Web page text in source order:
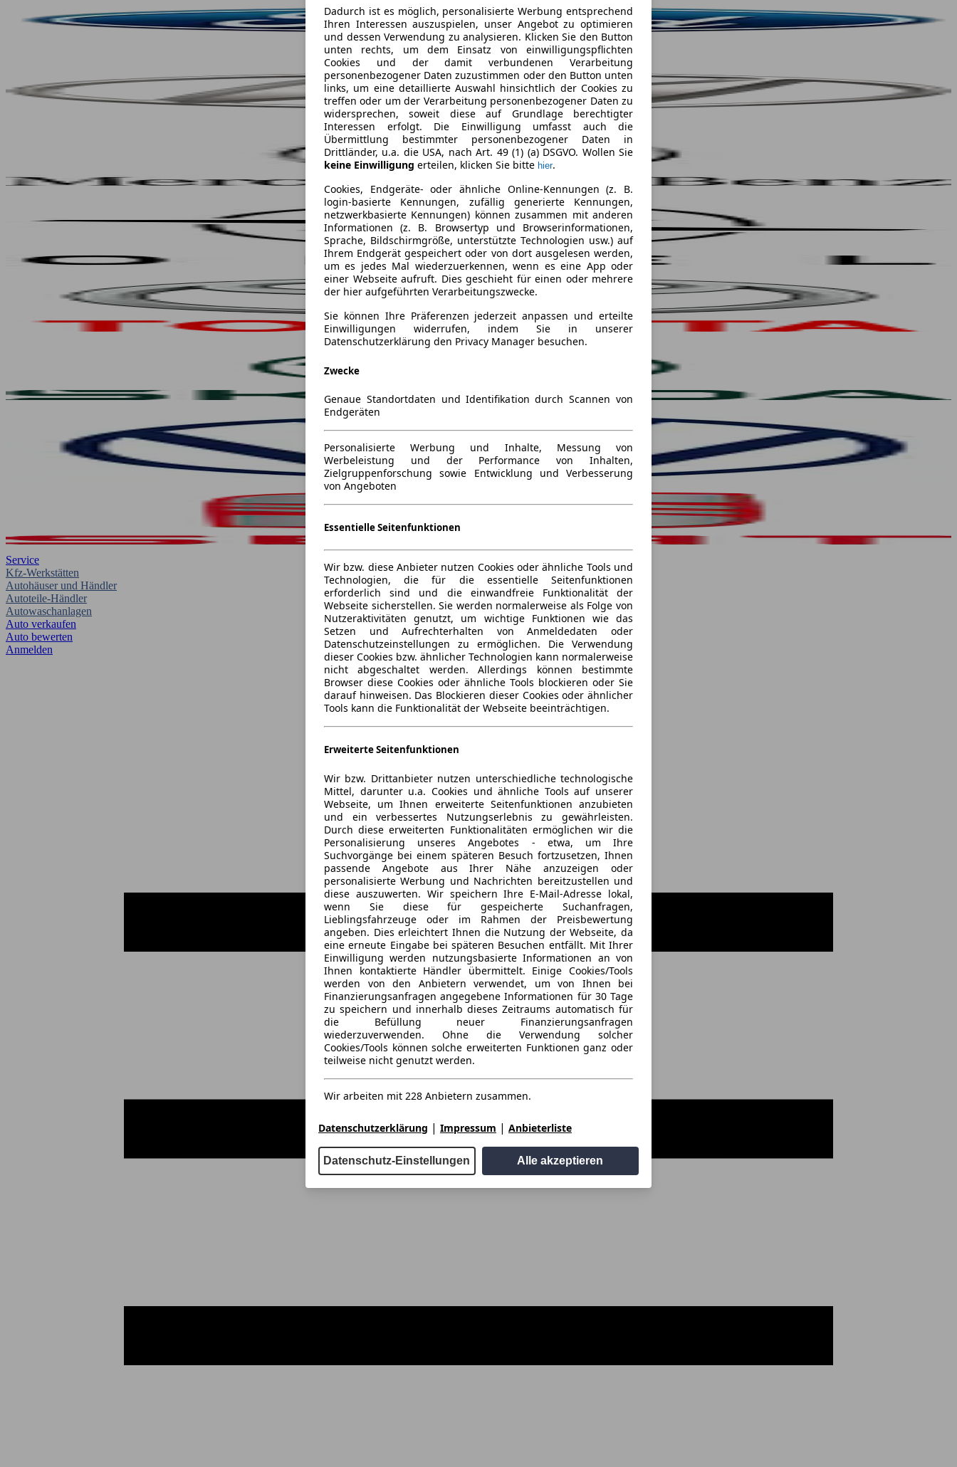
Service
Kfz-Werkstätten
Autohäuser und Händler
Autoteile-Händler
Autowaschanlagen
Auto verkaufen
Auto bewerten
Anmelden
Dadurch ist es möglich, personalisierte Werbung entsprechend
Ihren Interessen auszuspielen, unser Angebot zu optimieren
und dessen Verwendung zu analysieren. Klicken Sie den Button
unten rechts, um dem Einsatz von einwilligungspflichten
Cookies und der damit verbundenen Verarbeitung
personenbezogener Daten zuzustimmen oder den Button unten
links, um eine detaillierte Auswahl hinsichtlich der Cookies zu
treffen oder um der Verarbeitung personenbezogener Daten zu
widersprechen, soweit diese auf Grundlage berechtigter
Interessen erfolgt. Die Einwilligung umfasst auch die
Übermittlung bestimmter personenbezogener Daten in
Drittländer, u.a. die USA, nach Art. 49 (1) (a) DSGVO. Wollen Sie
keine Einwilligung erteilen, klicken Sie bitte hier.
Cookies, Endgeräte- oder ähnliche Online-Kennungen (z. B.
login-basierte Kennungen, zufällig generierte Kennungen,
netzwerkbasierte Kennungen) können zusammen mit anderen
Informationen (z. B. Browsertyp und Browserinformationen,
Sprache, Bildschirmgröße, unterstützte Technologien usw.) auf
Ihrem Endgerät gespeichert oder von dort ausgelesen werden,
um es jedes Mal wiederzuerkennen, wenn es eine App oder
einer Webseite aufruft. Dies geschieht für einen oder mehrere
der hier aufgeführten Verarbeitungszwecke.
Sie können Ihre Präferenzen jederzeit anpassen und erteilte
Einwilligungen widerrufen, indem Sie in unserer
Datenschutzerklärung den Privacy Manager besuchen.
Zwecke
Genaue Standortdaten und Identifikation durch Scannen von
Endgeräten
Personalisierte Werbung und Inhalte, Messung von
Werbeleistung und der Performance von Inhalten,
Zielgruppenforschung sowie Entwicklung und Verbesserung
von Angeboten
Essentielle Seitenfunktionen
Wir bzw. diese Anbieter nutzen Cookies oder ähnliche Tools und
Technologien, die für die essentielle Seitenfunktionen
erforderlich sind und die einwandfreie Funktionalität der
Webseite sicherstellen. Sie werden normalerweise als Folge von
Nutzeraktivitäten genutzt, um wichtige Funktionen wie das
Setzen und Aufrechterhalten von Anmeldedaten oder
Datenschutzeinstellungen zu ermöglichen. Die Verwendung
dieser Cookies bzw. ähnlicher Technologien kann normalerweise
nicht abgeschaltet werden. Allerdings können bestimmte
Browser diese Cookies oder ähnliche Tools blockieren oder Sie
darauf hinweisen. Das Blockieren dieser Cookies oder ähnlicher
Tools kann die Funktionalität der Webseite beeinträchtigen.
Erweiterte Seitenfunktionen
Wir bzw. Drittanbieter nutzen unterschiedliche technologische
Mittel, darunter u.a. Cookies und ähnliche Tools auf unserer
Webseite, um Ihnen erweiterte Seitenfunktionen anzubieten
und ein verbessertes Nutzungserlebnis zu gewährleisten.
Durch diese erweiterten Funktionalitäten ermöglichen wir die
Personalisierung unseres Angebotes - etwa, um Ihre
Suchvorgänge bei einem späteren Besuch fortzusetzen, Ihnen
passende Angebote aus Ihrer Nähe anzuzeigen oder
personalisierte Werbung und Nachrichten bereitzustellen und
diese auszuwerten. Wir speichern Ihre E-Mail-Adresse lokal,
wenn Sie diese für gespeicherte Suchanfragen,
Lieblingsfahrzeuge oder im Rahmen der Preisbewertung
angeben. Dies erleichtert Ihnen die Nutzung der Webseite, da
eine erneute Eingabe bei späteren Besuchen entfällt. Mit Ihrer
Einwilligung werden nutzungsbasierte Informationen an von
Ihnen kontaktierte Händler übermittelt. Einige Cookies/Tools
werden von den Anbietern verwendet, um von Ihnen bei
Finanzierungsanfragen angegebene Informationen für 30 Tage
zu speichern und innerhalb dieses Zeitraums automatisch für
die Befüllung neuer Finanzierungsanfragen
wiederzuverwenden. Ohne die Verwendung solcher
Cookies/Tools können solche erweiterten Funktionen ganz oder
teilweise nicht genutzt werden.
Wir arbeiten mit 228 Anbietern zusammen.
Datenschutzerklärung | Impressum | Anbieterliste
Datenschutz-Einstellungen Alle akzeptieren